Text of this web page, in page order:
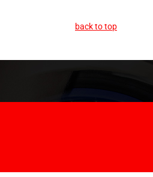
back to top